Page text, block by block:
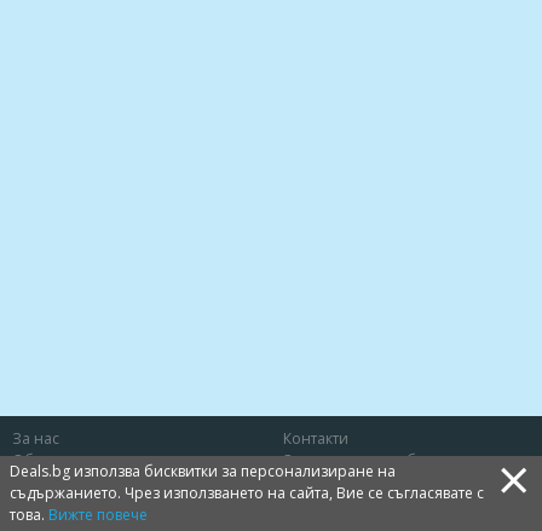
За нас
Контакти
Общи условия
Защита на потребителя
Политика за лични данни
Бисквитки
Deals.bg използва бисквитки за персонализиране на
съдържанието. Чрез използването на сайта, Вие се съгласявате с
това. Вижте повече ×